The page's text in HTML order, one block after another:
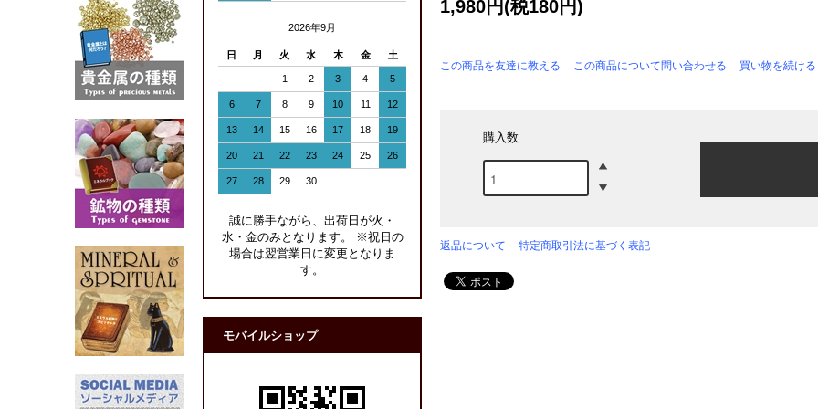
1,980円(税180円)
この商品を友達に教える この商品について問い合わせる 買い物を続ける
購入数
返品について 特定商取引法に基づく表記
2026年9月
日 月 火 水 木 金 土
1 2 3 4 5
6 7 8 9 10 11 12
13 14 15 16 17 18 19
20 21 22 23 24 25 26
27 28 29 30
誠に勝手ながら、出荷日が火・
水・金のみとなります。 ※祝日の
場合は翌営業日に変更となりま
す。
モバイルショップ